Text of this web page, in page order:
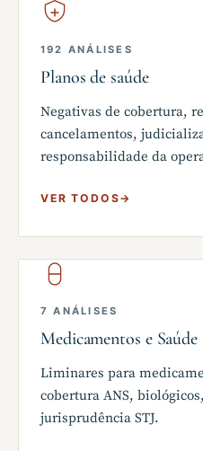
192 ANÁLISES
Planos de saúde
Negativas de cobertura,
cancelamentos,
responsabilidade da
VER TODOS→
7 ANÁLISES
Medicamentos e Saúde
Liminares para
cobertura ANS,
jurisprudência STJ.